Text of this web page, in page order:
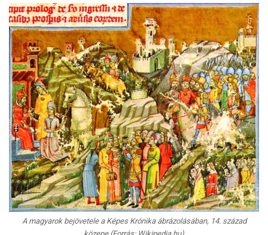
A magyarok bejövetelea Képes Krónikaábrázolásában, 14. század